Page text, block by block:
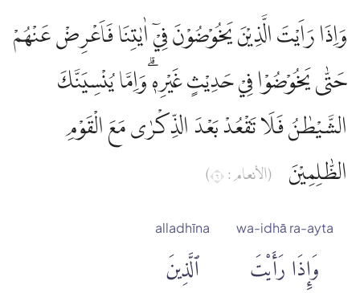
وَاِذَا رَاَيْتَ الَّذِيْنَ يَخُوْضُوْنَ فِيْٓ اٰيٰتِنَا فَاَعْرِضْ عَنْهُمْ
حَتّٰى يَخُوْضُوْا فِيْ حَدِيْثٍ غَيْرِهٖۗ وَاِمَّا يُنْسِيَنَّكَ
الشَّيْطٰنُ فَلَا تَقْعُدْ بَعْدَ الذِّكْرٰى مَعَ الْقَوْمِ
الظّٰلِمِيْنَ
(الأنعام : ٦)
wa-idhā ra-ayta
وَإِذَا رَأَيْتَ
alladhīna
ٱلَّذِينَ